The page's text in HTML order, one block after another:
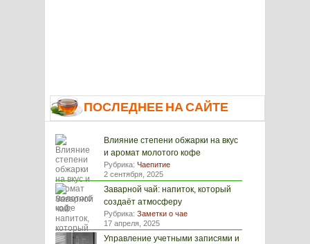
ПОСЛЕДНЕЕ НА САЙТЕ
Влияние степени обжарки на вкус
и аромат молотого кофе
Рубрика: Чаепитие
2 сентября, 2025
Заварной чай: напиток, который
создаёт атмосферу
Рубрика: Заметки о чае
17 апреля, 2025
Управление учетными записями и